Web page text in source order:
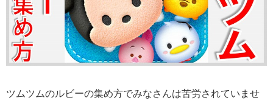
ツムツムのルビーの集め方でみなさんは苦労されていませ